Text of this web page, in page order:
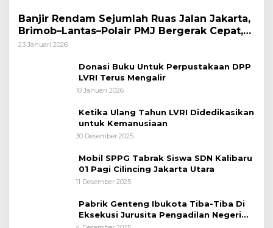
Banjir Rendam Sejumlah Ruas Jalan Jakarta,
Brimob–Lantas–Polair PMJ Bergerak Cepat,
Polri Siagakan 128.247 Personel Secara
23 Januari 2026
Donasi Buku Untuk Perpustakaan DPP
LVRI Terus Mengalir
10 Januari 2026
Ketika Ulang Tahun LVRI Didedikasikan
untuk Kemanusiaan
30 Desember 2025
Mobil SPPG Tabrak Siswa SDN Kalibaru
01 Pagi Cilincing Jakarta Utara
11 Desember 2025
Pabrik Genteng Ibukota Tiba-Tiba Di
Eksekusi Jurusita Pengadilan Negeri
Tangerang, Diduga Cacat Hukum Sejak